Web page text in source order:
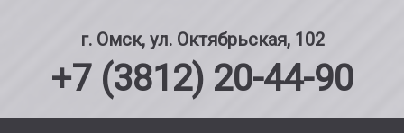
г. Омск, ул. Октябрьская, 102
+7 (3812) 20-44-90